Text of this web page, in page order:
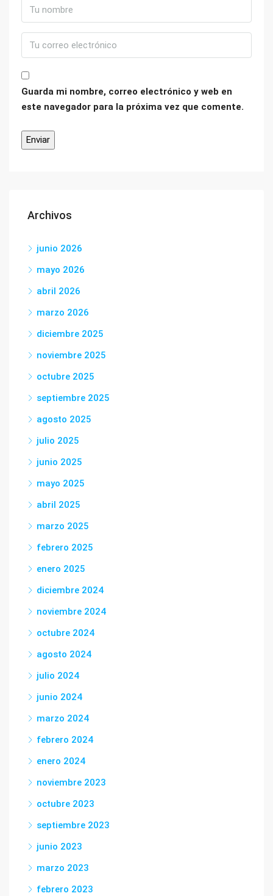
Guarda mi nombre, correo electrónico y web en
este navegador para la próxima vez que comente.
Archivos
junio 2026
mayo 2026
abril 2026
marzo 2026
diciembre 2025
noviembre 2025
octubre 2025
septiembre 2025
agosto 2025
julio 2025
junio 2025
mayo 2025
abril 2025
marzo 2025
febrero 2025
enero 2025
diciembre 2024
noviembre 2024
octubre 2024
agosto 2024
julio 2024
junio 2024
marzo 2024
febrero 2024
enero 2024
noviembre 2023
octubre 2023
septiembre 2023
junio 2023
marzo 2023
febrero 2023